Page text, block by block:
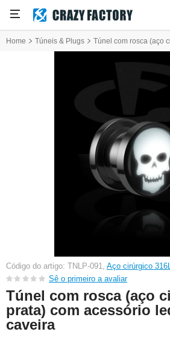
Home Túneis & Plugs Túnel com rosca (aço
Código do artigo: TNLP-091, Aço cirúrgico
Sê o primeiro a avaliar
Túnel com rosca (aço
prata) com acessório
caveira